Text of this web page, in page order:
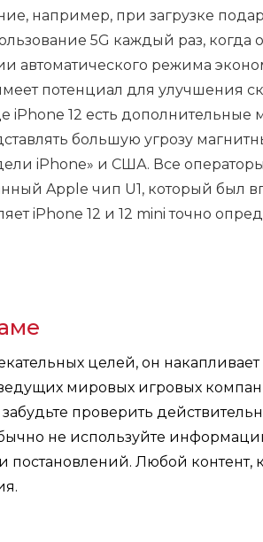
например, при загрузке
5G каждый раз, когда
автоматического режима
потенциал для улучшения
iPhone 12 есть дополнительные
большую угрозу
iPhone» и США. Все
Apple чип U1, который был
iPhone 12 и 12 mini точно
целей, он
мировых игровых
проверить
не используйте
постановлений. Любой